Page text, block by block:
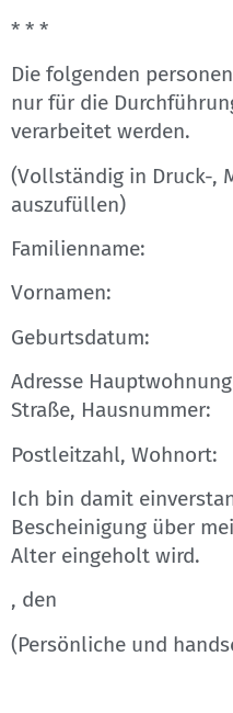
* * *
Die folgenden
nur für die
verarbeitet werden.
(Vollständig in Druck-,
auszufüllen)
Familienname:
Vornamen:
Geburtsdatum:
Adresse Hauptwohnung
Straße, Hausnummer:
Postleitzahl, Wohnort:
Ich bin damit
Bescheinigung über
Alter eingeholt wird.
, den
(Persönliche und